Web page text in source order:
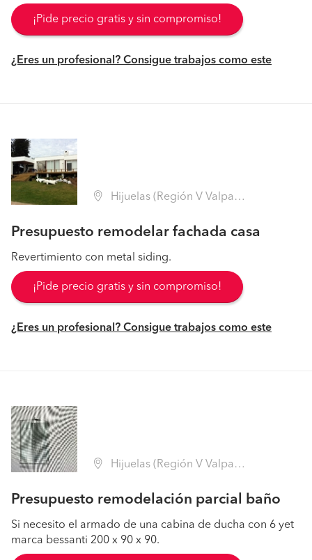
¡Pide precio gratis y sin compromiso!
¿Eres un profesional? Consigue trabajos como este
Hijuelas (Región V Valparaíso - Quillota)
Presupuesto remodelar fachada casa
Revertimiento con metal siding.
¡Pide precio gratis y sin compromiso!
¿Eres un profesional? Consigue trabajos como este
Hijuelas (Región V Valparaíso - Quillota)
Presupuesto remodelación parcial baño
Si necesito el armado de una cabina de ducha con 6 yet
marca bessanti 200 x 90 x 90.